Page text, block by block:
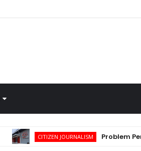
CITIZEN JOURNALISM Problem